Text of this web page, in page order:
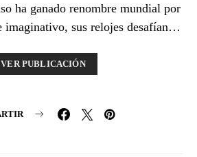
ha ganado renombre mundial por
imaginativo, sus relojes desafían…
VER PUBLICACIÓN